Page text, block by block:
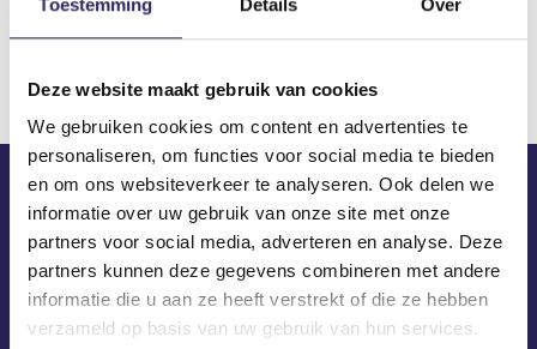
Deze website maakt gebruik van cookies
We gebruiken cookies om content en advertenties te
personaliseren, om functies voor social media te bieden
en om ons websiteverkeer te analyseren. Ook delen we
informatie over uw gebruik van onze site met onze
partners voor social media, adverteren en analyse. Deze
partners kunnen deze gegevens combineren met andere
informatie die u aan ze heeft verstrekt of die ze hebben
verzameld op basis van uw gebruik van hun services.
Download
ECA in je mailbox?